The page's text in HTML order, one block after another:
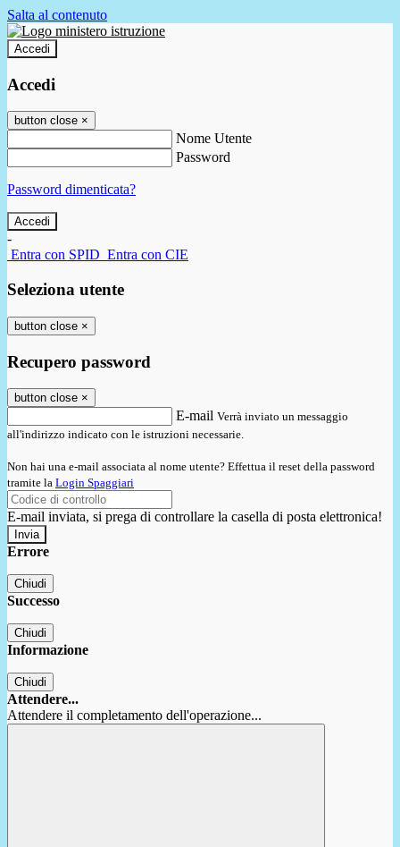
Salta al contenuto
Accedi
Accedi
button close ×
Nome Utente
Password
Password dimenticata?
-
Entra con SPID Entra con CIE
Seleziona utente
button close ×
Recupero password
button close ×
E-mail Verrà inviato un messaggio
all'indirizzo indicato con le istruzioni necessarie.
Non hai una e-mail associata al nome utente? Effettua il reset della password
tramite la Login Spaggiari
E-mail inviata, si prega di controllare la casella di posta elettronica!
Errore
Chiudi
Successo
Chiudi
Informazione
Chiudi
Attendere...
Attendere il completamento dell'operazione...